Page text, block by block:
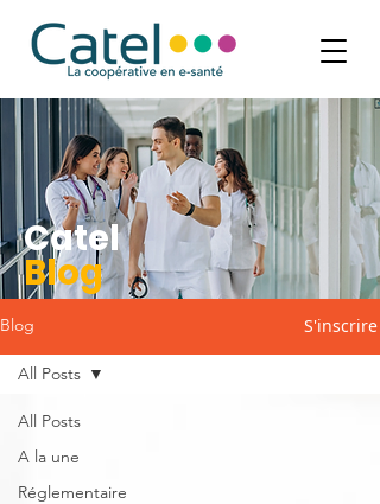
Blog S'inscrire
All Posts
A la une
Réglementaire
All Posts
Catel
Blog